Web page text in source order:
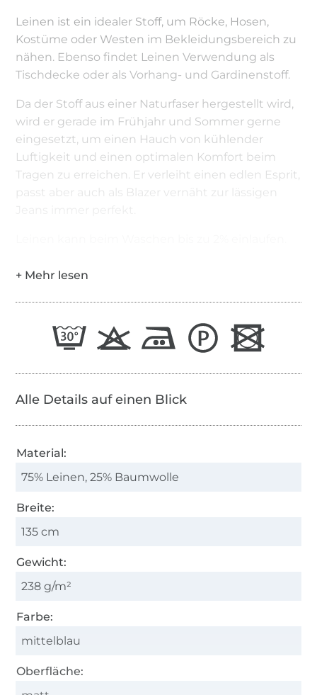
Leinen ist ein idealer Stoff, um Röcke, Hosen,
Kostüme oder Westen im Bekleidungsbereich zu
nähen. Ebenso findet Leinen Verwendung als
Tischdecke oder als Vorhang- und Gardinenstoff.
Da der Stoff aus einer Naturfaser hergestellt wird,
wird er gerade im Frühjahr und Sommer gerne
eingesetzt, um einen Hauch von kühlender
Luftigkeit und einen optimalen Komfort beim
Tragen zu erreichen. Er verleiht einen edlen Esprit,
passt aber auch als Blazer vernäht zur lässigen
Alle Details auf einen Blick
Material:
75% Leinen, 25% Baumwolle
Breite:
135 cm
Gewicht:
238 g/m²
Farbe:
mittelblau
Oberfläche: